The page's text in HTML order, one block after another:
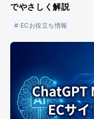
でやさしく解説
ECお役立ち情報